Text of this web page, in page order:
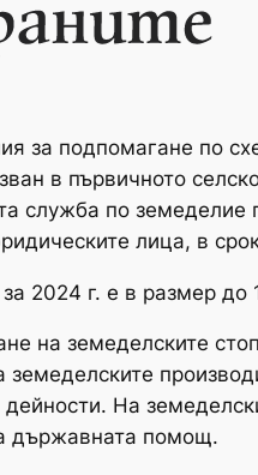
за подпомагане по
в първичното
служба по
лица, в
2024 г. е в размер
на земеделските
На
държавната помощ.